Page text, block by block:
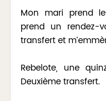
Mon mari prend
prend un rendez-
transfert et
Rebelote, une
Deuxième transfert.